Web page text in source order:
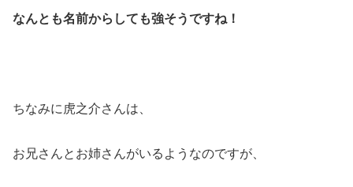
なんとも名前からしても強そうですね！
ちなみに虎之介さんは、
お兄さんとお姉さんがいるようなのですが、